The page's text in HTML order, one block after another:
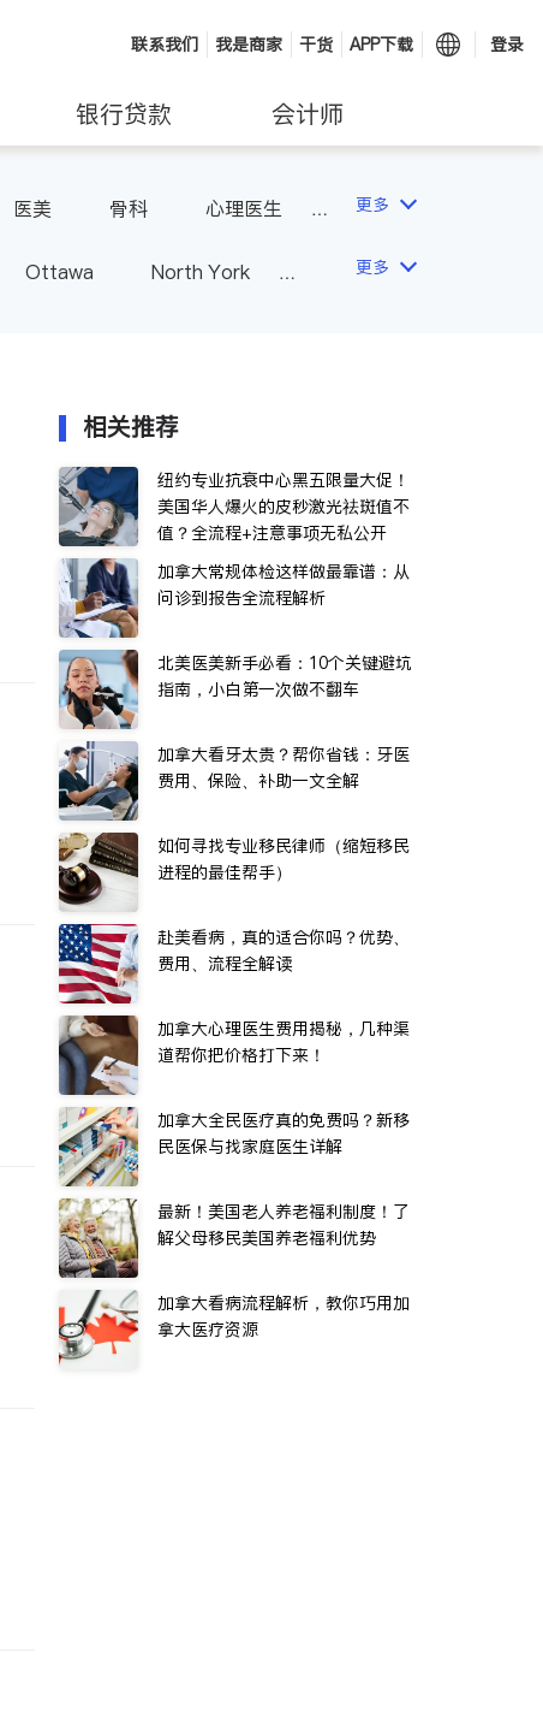
联系我们 我是商家 干货 APP下载 登录
银行贷款 会计师
医美 骨科
心理医生
更多
Ottawa
North York
更多
相关推荐
纽约专业抗衰中心黑五限量大促！
美国华人爆火的皮秒激光祛斑值不
值？全流程+注意事项无私公开
加拿大常规体检这样做最靠谱：从
问诊到报告全流程解析
北美医美新手必看：10个关键避坑
指南，小白第一次做不翻车
加拿大看牙太贵？帮你省钱：牙医
费用、保险、补助一文全解
如何寻找专业移民律师（缩短移民
进程的最佳帮手）
赴美看病，真的适合你吗？优势、
费用、流程全解读
加拿大心理医生费用揭秘，几种渠
道帮你把价格打下来！
加拿大全民医疗真的免费吗？新移
民医保与找家庭医生详解
最新！美国老人养老福利制度！了
解父母移民美国养老福利优势
加拿大看病流程解析，教你巧用加
拿大医疗资源